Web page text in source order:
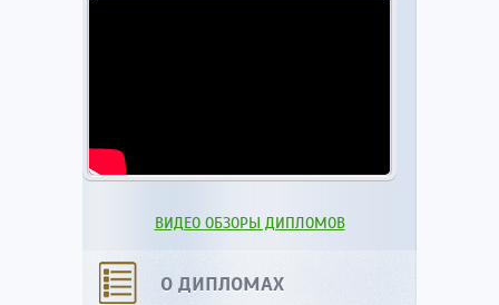
ВИДЕО ОБЗОРЫ ДИПЛОМОВ
О ДИПЛОМАХ